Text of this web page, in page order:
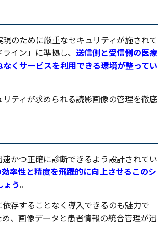
のために厳重なセキュリティが施されて
イン」に準拠し、 送信側と受信側の医療
くサービスを利用できる環境が整ってい
ティが求められる読影画像の管理を徹底
かつ正確に診断できるよう設計されてい
率性と精度を飛躍的に向上させるこのシ
ょう。
存することなく導入できるのも魅力で
、画像データと患者情報の統合管理が迅